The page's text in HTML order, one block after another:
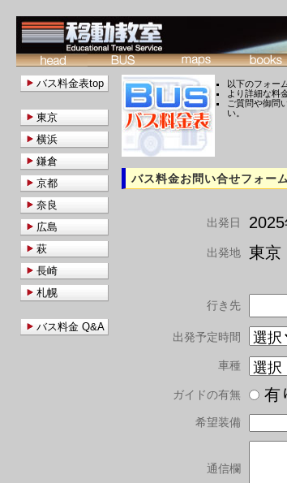
以下のフォー
より詳細な料
ご質問や御問
い。
バス料金お問い合せフォーム
出発日
出発地 東京
行き先
出発予定時間
車種
ガイドの有無
希望装備
通信欄
バス料金表top
東京
横浜
鎌倉
京都
奈良
広島
萩
長崎
札幌
バス料金 Q&A